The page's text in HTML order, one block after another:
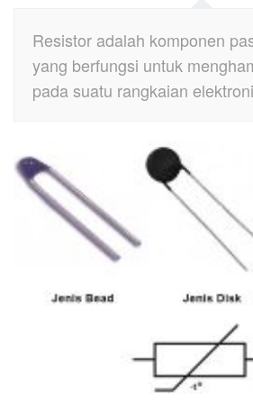
Resistor adalah komponen
yang berfungsi untuk
pada suatu rangkaian